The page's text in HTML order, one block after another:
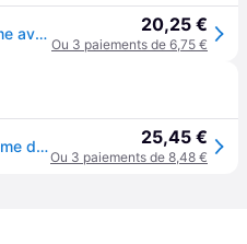
Lamy safari umbra - Stylo Plume avec grip ergonomique et plume acier blacke en taille M - matière plastique robuste ASA - avec cartouche bleue T 10 - Droitier 20,25 €
Ou 3 paiements de 6,75 €
Lamy Safari stylo-plume Système de remplissage cartouche Noir 1 pièce(s) 25,45 €
Ou 3 paiements de 8,48 €